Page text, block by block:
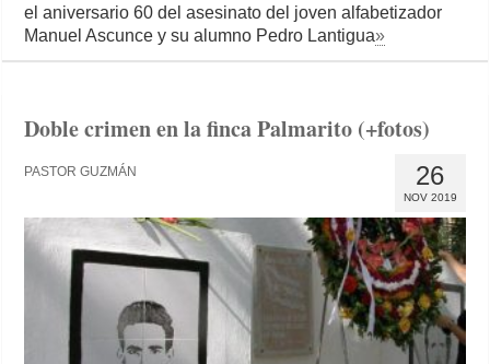
el aniversario 60 del asesinato del joven alfabetizador
Manuel Ascunce y su alumno Pedro Lantigua»
Doble crimen en la finca Palmarito (+fotos)
26
NOV 2019
PASTOR GUZMÁN